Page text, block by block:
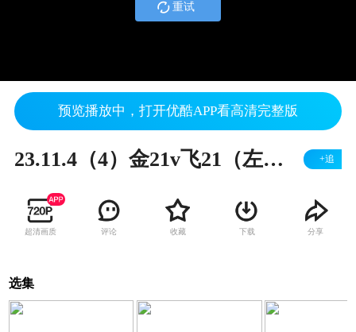
重试
预览播放中，打开优酷APP看高清完整版
23.11.4（4）金21v飞21（左胜） +追
超清画质 评论 收藏 下载 分享
选集